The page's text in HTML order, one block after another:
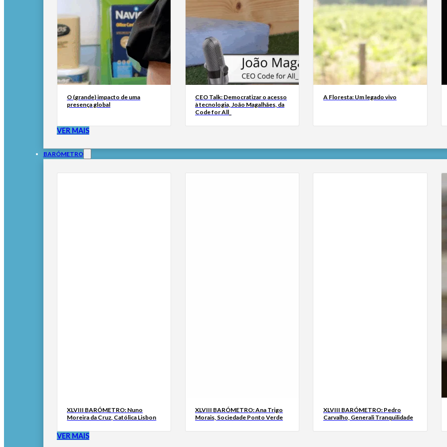
O (grande) impacto de uma
presença global
CEO Talk: Democratizar o acesso
à tecnologia, João Magalhães, da
Code for All_
A Floresta: Um legado vivo
VER MAIS
BARÓMETRO
XLVIII BARÓMETRO: Nuno
Moreira da Cruz, Católica Lisbon
XLVIII BARÓMETRO: Ana Trigo
Morais, Sociedade Ponto Verde
XLVIII BARÓMETRO: Pedro
Carvalho, Generali Tranquilidade
VER MAIS